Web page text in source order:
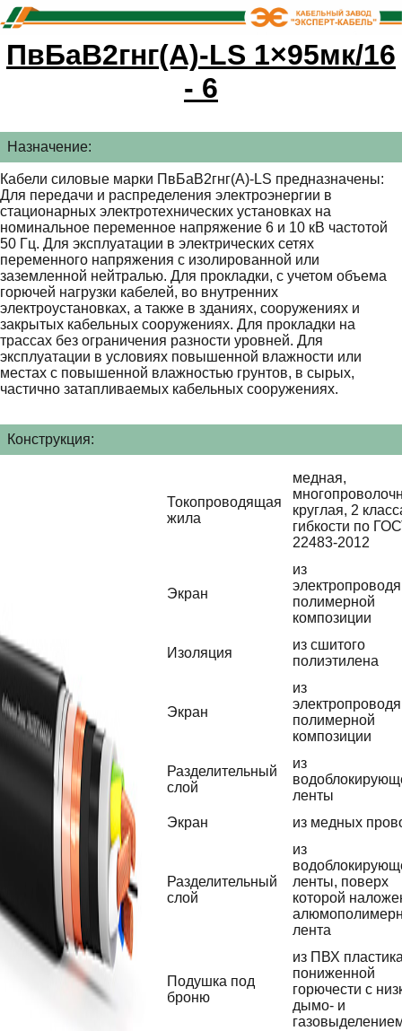
ПвБаВ2гнг(А)-LS 1×95мк/16
- 6
Назначение:
Кабели силовые марки ПвБаВ2гнг(А)-LS предназначены:
Для передачи и распределения электроэнергии в
стационарных электротехнических установках на
номинальное переменное напряжение 6 и 10 кВ частотой
50 Гц. Для эксплуатации в электрических сетях
переменного напряжения с изолированной или
заземленной нейтралью. Для прокладки, с учетом объема
горючей нагрузки кабелей, во внутренних
электроустановках, а также в зданиях, сооружениях и
закрытых кабельных сооружениях. Для прокладки на
трассах без ограничения разности уровней. Для
эксплуатации в условиях повышенной влажности или
местах с повышенной влажностью грунтов, в сырых,
частично затапливаемых кабельных сооружениях.
Конструкция:
Токопроводящая
жила
медная,
круглая, 2
гибкости по
22483-2012
Экран
из
полимерной
композиции
Изоляция
из сшитого
полиэтилена
Экран
из
полимерной
композиции
Разделительный
слой
из
ленты
Экран
из медных
Разделительный
слой
из
ленты, поверх
которой
лента
Подушка под
броню
из ПВХ
пониженной
горючести с
дымо- и